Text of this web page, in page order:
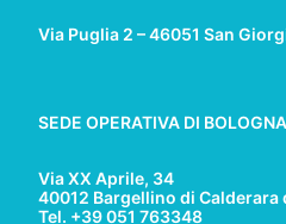
Via Puglia 2 – 46051 San
SEDE OPERATIVA DI
Via XX Aprile, 34
40012 Bargellino di Calderara
Tel. +39 051 763348